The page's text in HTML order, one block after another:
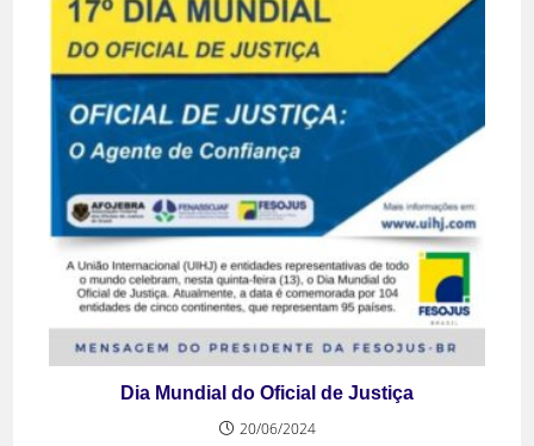
Dia Mundial do Oficial de Justiça
20/06/2024